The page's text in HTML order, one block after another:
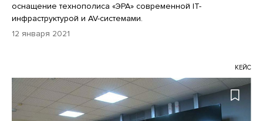
оснащение технополиса «ЭРА» современной IT-
инфраструктурой и AV-системами.
12 января 2021
КЕЙС